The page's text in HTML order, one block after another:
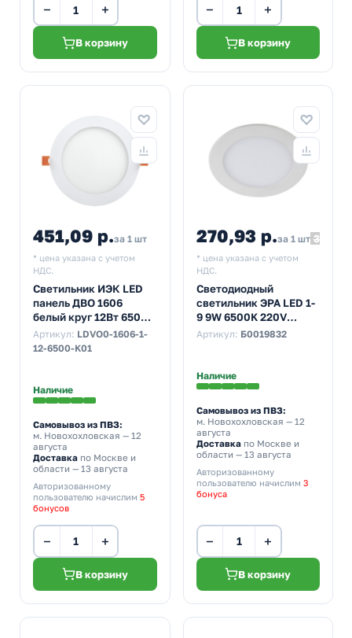
− +
В корзину
− +
В корзину
451,09 р.за 1 шт
* цена указана с учетом
НДС.
Светильник ИЭК LED
панель ДВО 1606
белый круг 12Вт 6500K
IP20 170x20mm
Артикул: LDVO0-1606-1-
12-6500-K01
Наличие
Самовывоз из ПВЗ:
м. Новохохловская — 12
августа
Доставка по Москве и
области — 13 августа
Авторизованному
пользователю начислим 5
бонусов
− +
В корзину
270,93 р.за 1 шт 301,04
* цена указана с учетом
НДС.
Светодиодный
светильник ЭРА LED 1-
9 9W 6500K 220V
круглый
Артикул: Б0019832
Наличие
Самовывоз из ПВЗ:
м. Новохохловская — 12
августа
Доставкапо Москве и
области — 13 августа
Авторизованному
пользователю начислим 3
бонуса
− +
В корзину